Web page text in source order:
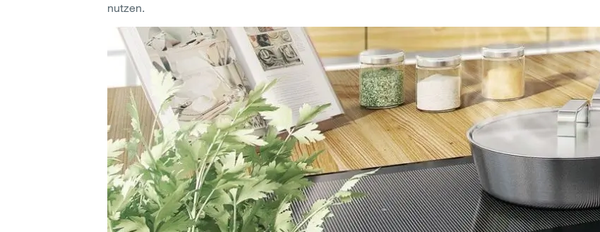
nutzen.